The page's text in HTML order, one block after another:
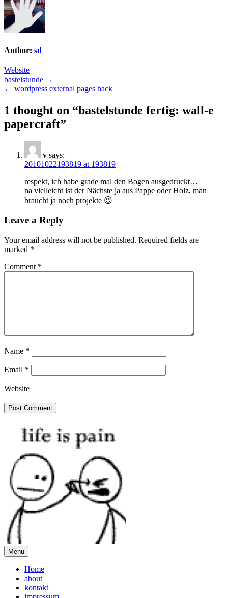
Author: sd
Website
Post
navigation
bastelstunde →
← wordpress external pages hack
1 thought on “bastelstunde fertig: wall-e
papercraft”
v says:
20101022193819 at 193819
respekt, ich habe grade mal den Bogen ausgedruckt…
na vielleicht ist der Nächste ja aus Pappe oder Holz, man
braucht ja noch projekte 😉
Leave a Reply
Your email address will not be published. Required fields are
marked *
Comment *
Name *
Email *
Website
Menu
Home
about
kontakt